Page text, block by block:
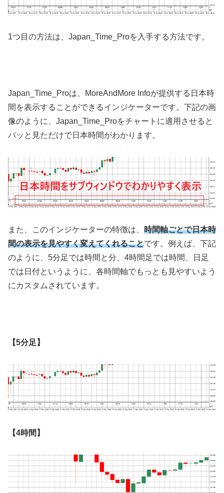
1つ目の方法は、 Japan_Time_Proを入手する方法です。
Japan_Time_Proは、 MoreAndMore Infoが提供する日本時
間を表示することができるインジケーターです。下記の画
像のように、 Japan_Time_Proをチャートに適用させると
パッと見ただけで日本時間がわかります。
また、このインジケーターの特徴は、 時間軸ごとで日本時
間の表示を見やすく変えてくれることです。例えば、下記
のように、 5分足では時間と分、 4時間足では時間、日足
では日付というように、各時間軸でもっとも見やすいよう
にカスタムされています。
【5分足】
【4時間】